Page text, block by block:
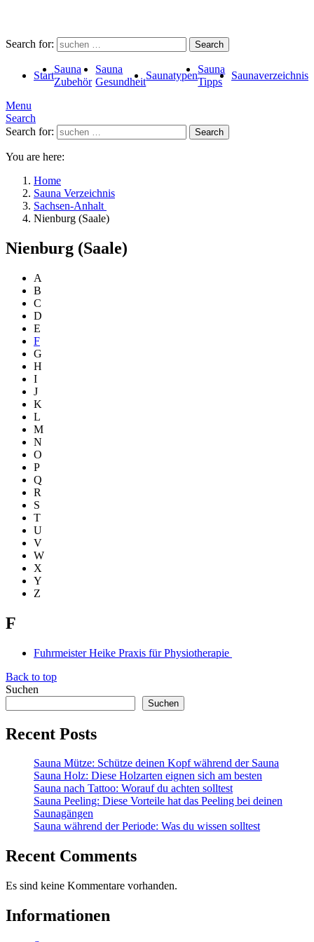
Search for: Search
Start
Sauna
Zubehör
Sauna
Gesundheit
Saunatypen
Sauna
Tipps
Saunaverzeichnis
Menu
Search
Search for:
Search
You are here:
Home
Sauna Verzeichnis
Sachsen-Anhalt
Nienburg (Saale)
Nienburg (Saale)
A
B
C
D
E
F
G
H
I
J
K
L
M
N
O
P
Q
R
S
T
U
V
W
X
Y
Z
F
Fuhrmeister Heike Praxis für Physiotherapie
Back to top
Suchen
Suchen
Recent Posts
Sauna Mütze: Schütze deinen Kopf während der Sauna
Sauna Holz: Diese Holzarten eignen sich am besten
Sauna nach Tattoo: Worauf du achten solltest
Sauna Peeling: Diese Vorteile hat das Peeling bei deinen
Saunagängen
Sauna während der Periode: Was du wissen solltest
Recent Comments
Es sind keine Kommentare vorhanden.
Informationen